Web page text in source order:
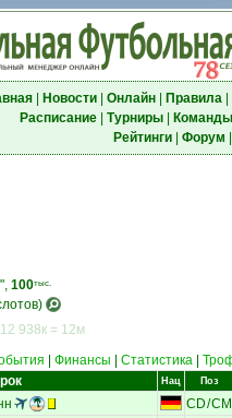
| Новости| Онлайн| Правила|
Расписание| Турниры| Команды
Рейтинги| Форум
100тыс.
938к = 12м
Финансы Статистика
Нац Поз
CD/CM